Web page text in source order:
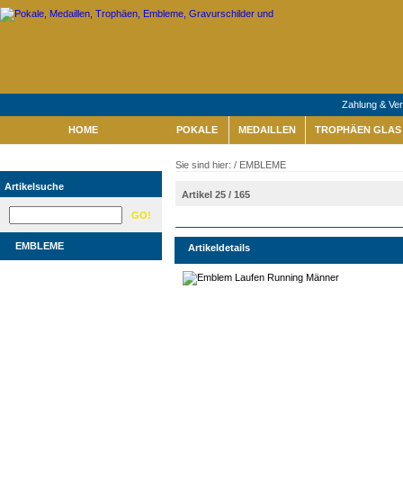
Zahlung &
HOME POKALE MEDAILLEN TROPHÄEN GLAS
Artikelsuche
EMBLEME
Sie sind hier: / EMBLEME
Artikel 25 / 165
Artikeldetails